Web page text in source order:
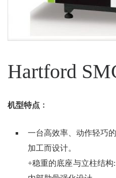
Hartford
机型特点﹕
一台高效率、动作轻巧
加工而设计。
+稳重的底座与立柱结构